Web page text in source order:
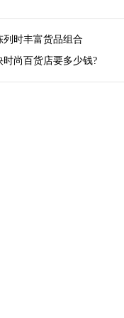
时丰富货品组合
尚百货店要多少钱?